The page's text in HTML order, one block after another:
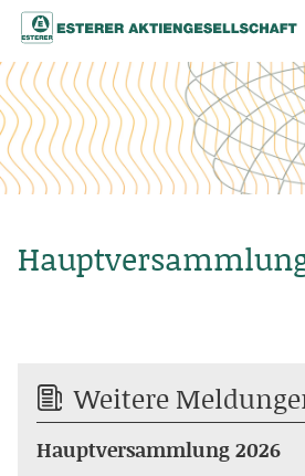
Weitere
Hauptversammlung 2026